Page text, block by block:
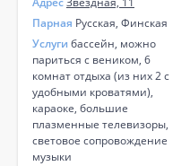
Парная Русская, Финская
Услуги бассейн, можно
париться с веником, 6
комнат отдыха (из них 2 с
удобными кроватями),
караоке, большие
плазменные телевизоры,
световое сопровождение
музыки